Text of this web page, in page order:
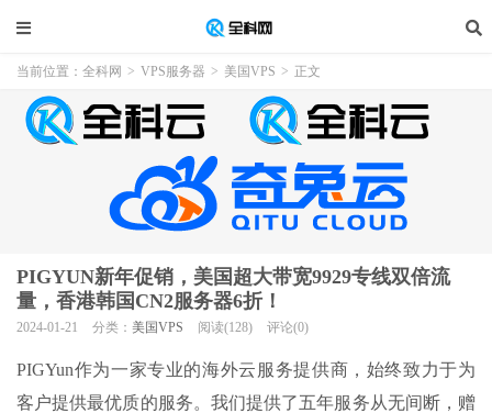
当前位置： 全科网 > VPS服务器 > 美国VPS > 正文
PIGYUN新年促销，美国超大带宽9929专线双倍流
量，香港韩国CN2服务器6折！
2024-01-21 分类： 美国VPS 阅读(128) 评论(0)
PIGYun作为一家专业的海外云服务提供商，始终致力于为
客户提供最优质的服务。我们提供了五年服务从无间断，赠